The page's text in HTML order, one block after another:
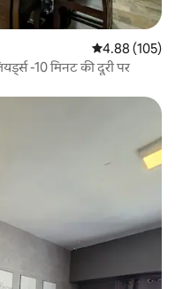
औसत रेटिंग 5 में से
4.88 (105)
-10 मिनट की दूरी पर